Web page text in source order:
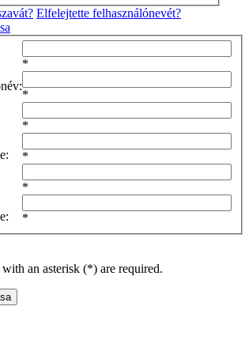
Elfelejtette felhasználónevét?
*
*
*
*
*
*
an asterisk (*) are required.